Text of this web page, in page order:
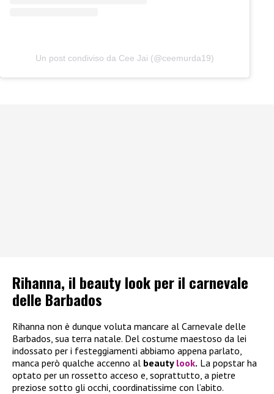
Un post condiviso da Cee Jai (@ceemurda19)
Rihanna, il beauty look per il carnevale
delle Barbados
Rihanna non è dunque voluta mancare al Carnevale delle
Barbados, sua terra natale. Del costume maestoso da lei
indossato per i festeggiamenti abbiamo appena parlato,
manca però qualche accenno al beauty look. La popstar ha
optato per un rossetto acceso e, soprattutto, a pietre
preziose sotto gli occhi, coordinatissime con l’abito.